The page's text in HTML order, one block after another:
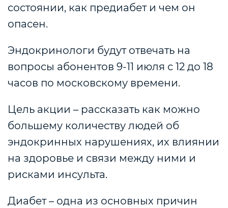
состоянии, как предиабет и чем он
опасен.
Эндокринологи будут отвечать на
вопросы абонентов 9-11 июля с 12 до 18
часов по московскому времени.
Цель акции – рассказать как можно
большему количеству людей об
эндокринных нарушениях, их влиянии
на здоровье и связи между ними и
рисками инсульта.
Диабет – одна из основных причин